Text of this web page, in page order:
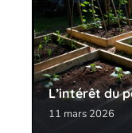
L’intérêt du
11 mars 2026